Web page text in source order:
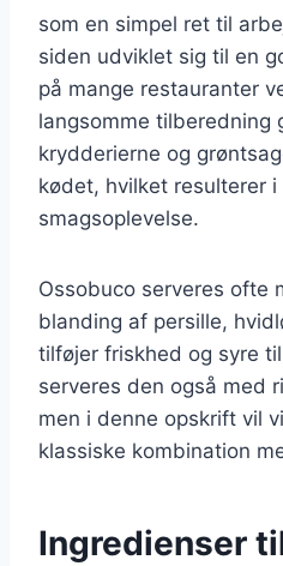
som en simpel ret til
siden udviklet sig til en
på mange restauranter
langsomme tilberedning
krydderierne og
kødet, hvilket resulterer
smagsoplevelse.
Ossobuco serveres ofte
blanding af persille,
tilføjer friskhed og syre
serveres den også med
men i denne opskrift vil
klassiske kombination
Ingredienser